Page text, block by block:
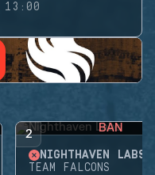
13:00
2 BAN
NIGHTHAVEN LABS
TEAM FALCONS